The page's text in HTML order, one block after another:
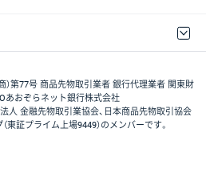
ージ
）第77号 商品先物取引業者 銀行代理業者 関東財
あおぞらネット銀行株式会社
人 金融先物取引業協会、日本商品先物取引協会
東証プライム上場9449）のメンバーです。